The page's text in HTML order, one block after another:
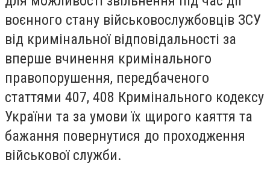
воєнного стану військовослужбовців ЗСУ
від кримінальної відповідальності за
вперше вчинення кримінального
правопорушення, передбаченого
статтями 407, 408 Кримінального кодексу
України та за умови їх щирого каяття та
бажання повернутися до проходження
військової служби.